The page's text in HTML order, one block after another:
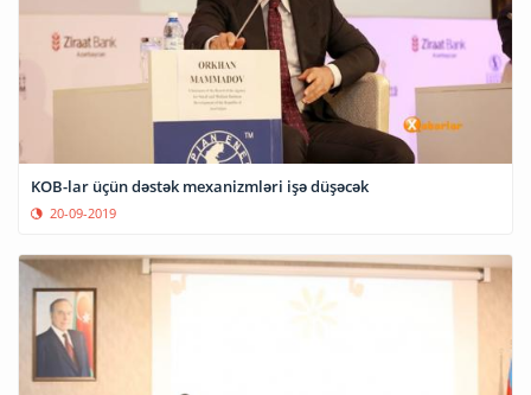
KOB-lar üçün dəstək mexanizmləri işə düşəcək
20-09-2019